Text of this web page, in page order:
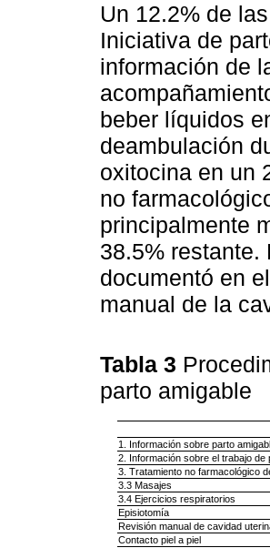
Un 12.2% de
Iniciativa de
información de
beber líquidos
deambulación
oxitocina en un
no
principalmente
38.5%
documentó en
manual de la
Tabla 3
parto amigable
1. Información sobre parto
2. Información sobre el trabajo de
3. Tratamiento no farmacológico
3.3 Masajes
3.4 Ejercicios respiratorios
Episiotomía
Revisión manual de cavidad
Contacto piel a piel